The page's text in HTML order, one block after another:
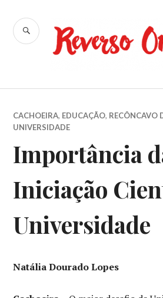
para
conteúdo
BUSCA
CACHOEIRA, EDUCAÇÃO, RECÔNCAVO
UNIVERSIDADE
Importância
Iniciação
Universidade
Natália Dourado Lopes